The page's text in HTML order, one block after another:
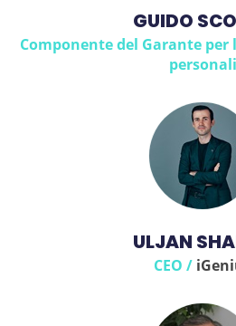
GUIDO
Componente del Garante
personali
ULJAN
CEO /